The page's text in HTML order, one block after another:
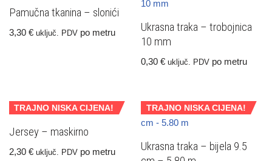
Pamučna tkanina – slonići
3,30 € uključ. PDV po metru
Ukrasna traka – trobojnica
10 mm
0,30€ uključ. PDV po metru
TRAJNO NISKA CIJENA!
Jersey – maskirno
2,30 € uključ. PDV po metru
TRAJNO NISKA CIJENA!
Ukrasna traka – bijela 9.5